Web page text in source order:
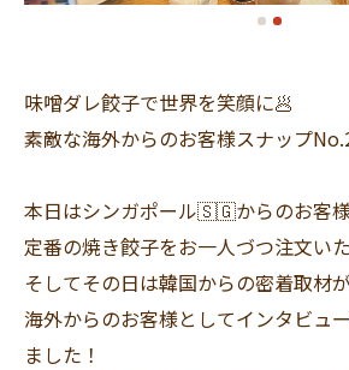
味噌ダレ餃子で世界を笑顔に🥟
素敵な海外からのお客様スナップ
本日はシンガポール🇸🇬からのお客様
定番の焼き餃子をお一人づつ注文い
そしてその日は韓国からの密着取材
海外からのお客様としてインタビュ
ました！